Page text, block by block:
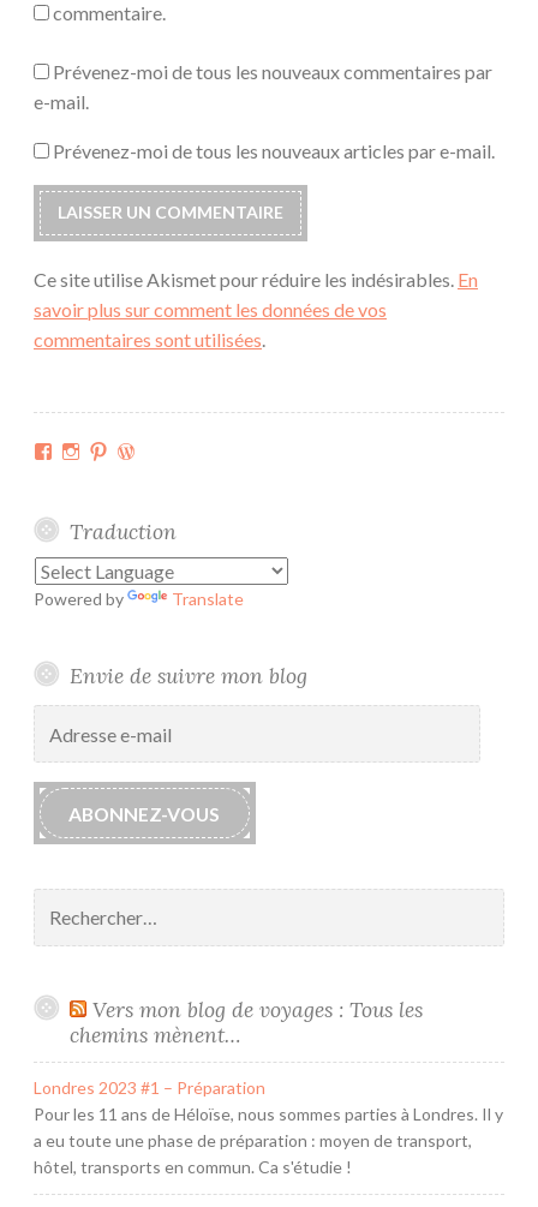
commentaire.
Prévenez-moi de tous les nouveaux commentaires par
e-mail.
Prévenez-moi de tous les nouveaux articles par e-mail.
Ce site utilise Akismet pour réduire les indésirables. En
savoir plus sur comment les données de vos
commentaires sont utilisées
Facebook
Instagram
Pinterest
Traduction
Powered by Translate
Envie de suivre mon blog
mail
ABONNEZ-VOUS
Vers mon blog de voyages : Tous les
chemins mènent…
Londres 2023 #1 – Préparation
Pour les 11 ans de Héloïse, nous sommes parties à Londres. Il y
a eu toute une phase de préparation : moyen de transport,
hôtel, transports en commun. Ca s'étudie !